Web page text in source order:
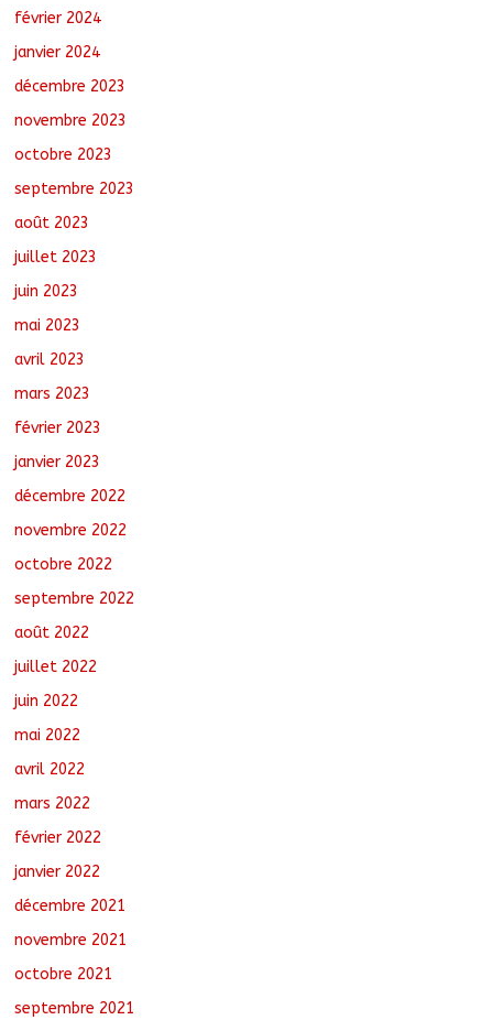
février 2024
janvier 2024
décembre 2023
novembre 2023
octobre 2023
septembre 2023
août 2023
juillet 2023
juin 2023
mai 2023
avril 2023
mars 2023
février 2023
janvier 2023
décembre 2022
novembre 2022
octobre 2022
septembre 2022
août 2022
juillet 2022
juin 2022
mai 2022
avril 2022
mars 2022
février 2022
janvier 2022
décembre 2021
novembre 2021
octobre 2021
septembre 2021